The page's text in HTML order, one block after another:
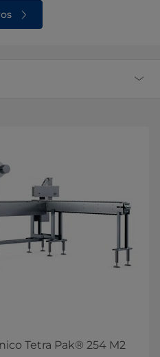
Tetra Pak® 254 M2